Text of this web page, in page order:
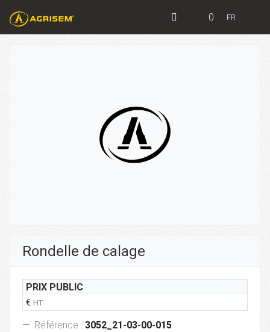
0 FR
Rondelle de calage
PRIX PUBLIC
€ HT
Référence : 3052_21-03-00-015